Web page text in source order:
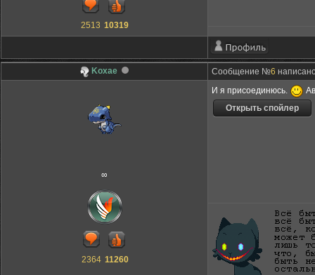
2513 10319
Koxae Сообщение №6
∞
2364 11260
И я присоединюсь.